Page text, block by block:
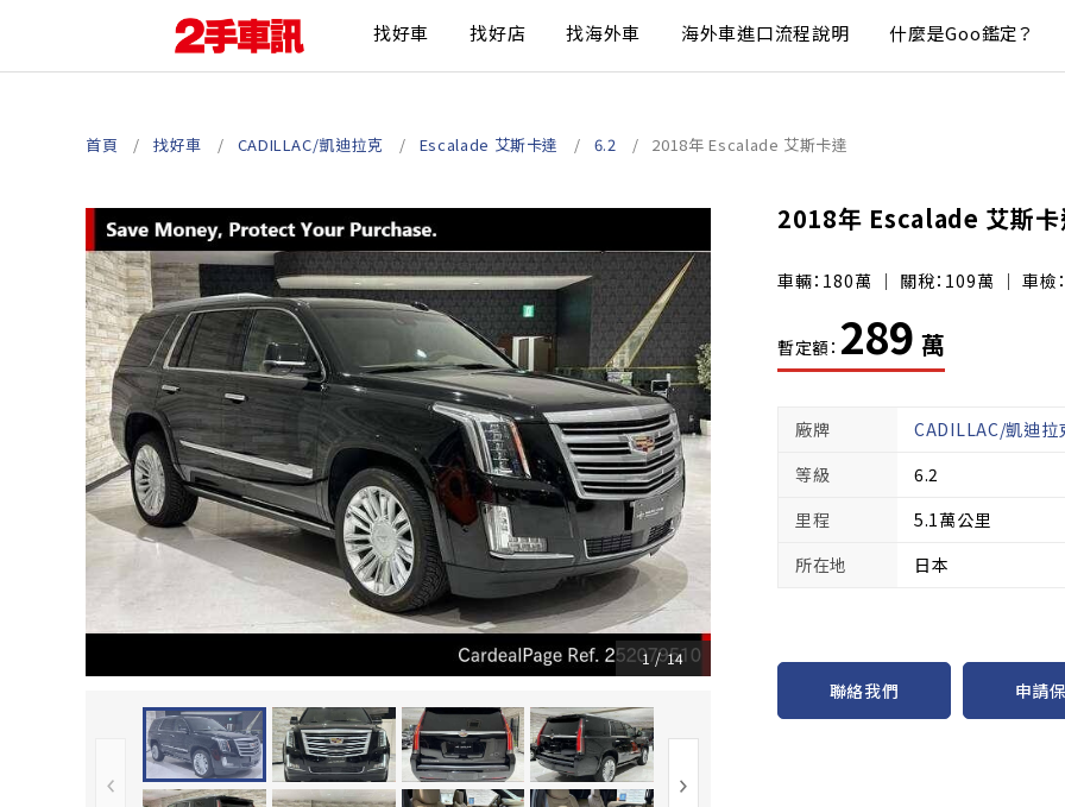
找好車 找好店 找海外車 海外車進口流程說明 什麼是Goo鑑定？
首頁 找好車 CADILLAC/凱迪拉克 Escalade 艾斯卡達 6.2 2018年 Escalade 艾斯卡達
2018年 Escalade 艾斯卡
車輛：180萬 ｜ 關稅：109萬 ｜ 車檢
暫定額： 289 萬
1/14
廠牌 CADILLAC/凱迪拉
等級
6.2
里程
5.1萬公里
所在地
日本
聯絡我們 申請